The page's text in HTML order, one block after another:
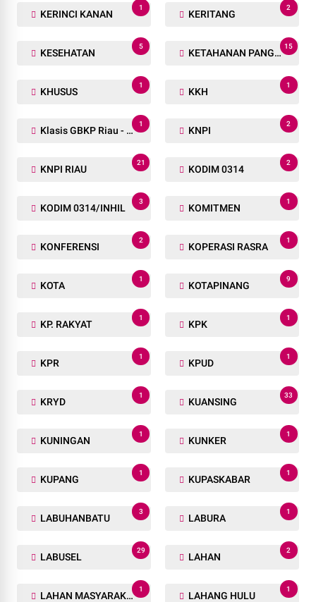
KERINCI KANAN
1
KERITANG
2
KESEHATAN
5
KETAHANAN PANGAN
15
KHUSUS
1
KKH
1
Klasis GBKP Riau - Sumbar.
1
KNPI
2
KNPI RIAU
21
KODIM 0314
2
KODIM 0314/INHIL
3
KOMITMEN
1
KONFERENSI
2
KOPERASI RASRA
1
KOTA
1
KOTAPINANG
9
KP. RAKYAT
1
KPK
1
KPR
1
KPUD
1
KRYD
1
KUANSING
33
KUNINGAN
1
KUNKER
1
KUPANG
1
KUPASKABAR
1
LABUHANBATU
3
LABURA
1
LABUSEL
29
LAHAN
2
LAHAN MASYARAKAT
1
LAHANG HULU
1